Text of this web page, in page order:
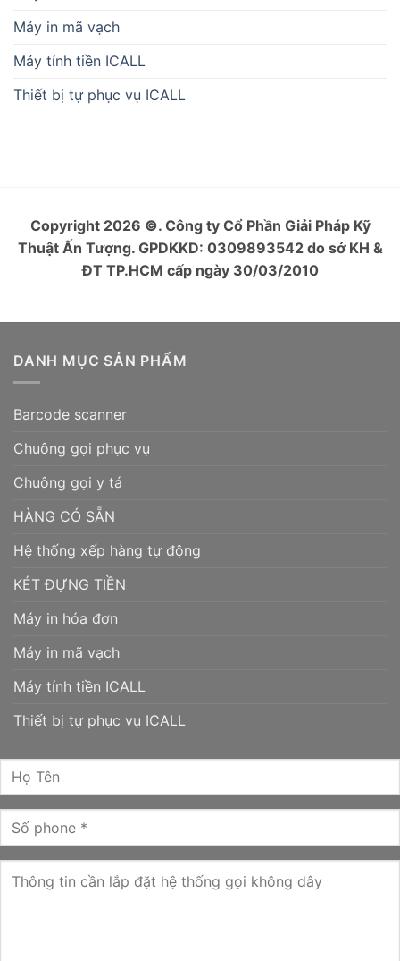
Máy in mã vạch
Máy tính tiền ICALL
Thiết bị tự phục vụ ICALL
Copyright 2026 ©. Công ty Cổ Phần Giải Pháp Kỹ
Thuật Ấn Tượng. GPDKKD: 0309893542 do sở KH &
ĐT TP.HCM cấp ngày 30/03/2010
DANH MỤC SẢN PHẨM
Barcode scanner
Chuông gọi phục vụ
Chuông gọi y tá
HÀNG CÓ SẴN
Hệ thống xếp hàng tự động
KÉT ĐỰNG TIỀN
Máy in hóa đơn
Máy in mã vạch
Máy tính tiền ICALL
Thiết bị tự phục vụ ICALL